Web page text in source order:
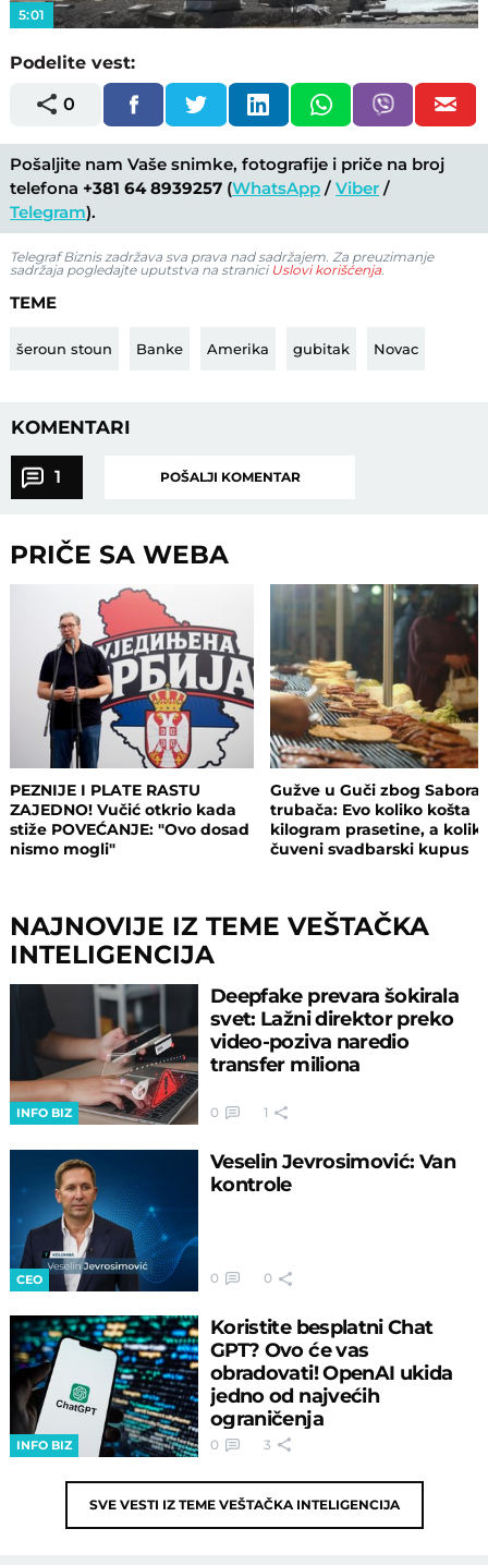
5:01
Podelite vest:
0
Pošaljite nam Vaše snimke, fotografije i priče na broj
telefona +381 64 8939257 (WhatsApp /Viber /
Telegram).
Telegraf Biznis zadržava sva prava nad sadržajem. Za preuzimanje
sadržaja pogledajte uputstva na stranici Uslovi korišćenja
TEME
šeroun stoun Banke Amerika gubitak Novac
KOMENTARI
1 POŠALJI KOMENTAR
PRIČE SA WEBA
PEZNIJE I PLATE RASTU
ZAJEDNO! Vučić otkrio kada
stiže POVEĆANJE: "Ovo dosad
nismo mogli"
Gužve u Guči zbog Sabora
trubača: Evo koliko košta
kilogram prasetine, a
čuveni svadbarski kupus
NAJNOVIJE IZ TEME VEŠTAČKA
INTELIGENCIJA
INFO BIZ
Deepfake prevara šokirala
svet: Lažni direktor preko
video-poziva naredio
transfer miliona
0 1
CEO
Veselin Jevrosimović: Van
kontrole
0 0
INFO BIZ
Koristite besplatni Chat
GPT? Ovo će vas
obradovati! OpenAI ukida
jedno od najvećih
ograničenja
0 3
SVE VESTI IZ TEME VEŠTAČKA INTELIGENCIJA